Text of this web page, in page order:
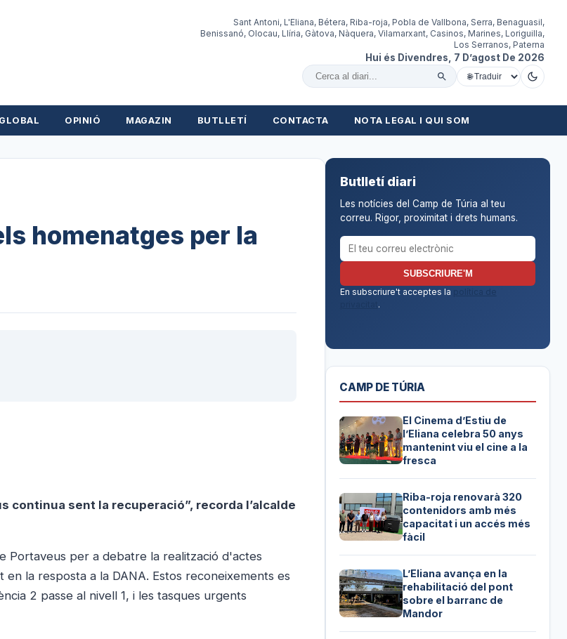
Sant Antoni, L'Eliana, Bétera, Riba-roja, Pobla de Vallbona, Serra, Benaguasil,
Benissanó, Olocau, Llíria, Gàtova, Nàquera, Vilamarxant, Casinos, Marines, Loriguilla,
Los Serranos, Paterna
Hui és Divendres, 7 D’agost De 2026
Cercar al diari
GLOBAL OPINIÓ MAGAZIN BUTLLETÍ CONTACTA NOTA LEGAL I QUI SOM
homenatges per la
continua sent la recuperació”, recorda l’alcalde
Portaveus per a debatre la realització d'actes
la resposta a la DANA. Estos reconeixements es
2 passe al nivell 1, i les tasques urgents
Butlletí diari
Les notícies del Camp de Túria al teu
correu. Rigor, proximitat i drets humans.
Correu electrònic per al butlletí
SUBSCRIURE'M
En subscriure't acceptes la
política de
.
CAMP DE TÚRIA
El Cinema d’Estiu de
l’Eliana celebra 50 anys
mantenint viu el cine a la
fresca
Riba-roja renovarà 320
contenidors amb més
capacitat i un accés més
fàcil
L’Eliana avança en la
rehabilitació del pont
sobre el barranc de
Mandor